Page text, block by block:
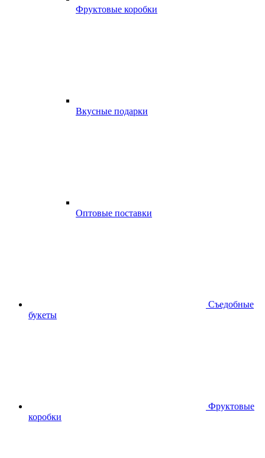
Фруктовые коробки
Вкусные подарки
Оптовые поставки
Съедобные
букеты
Фруктовые
коробки